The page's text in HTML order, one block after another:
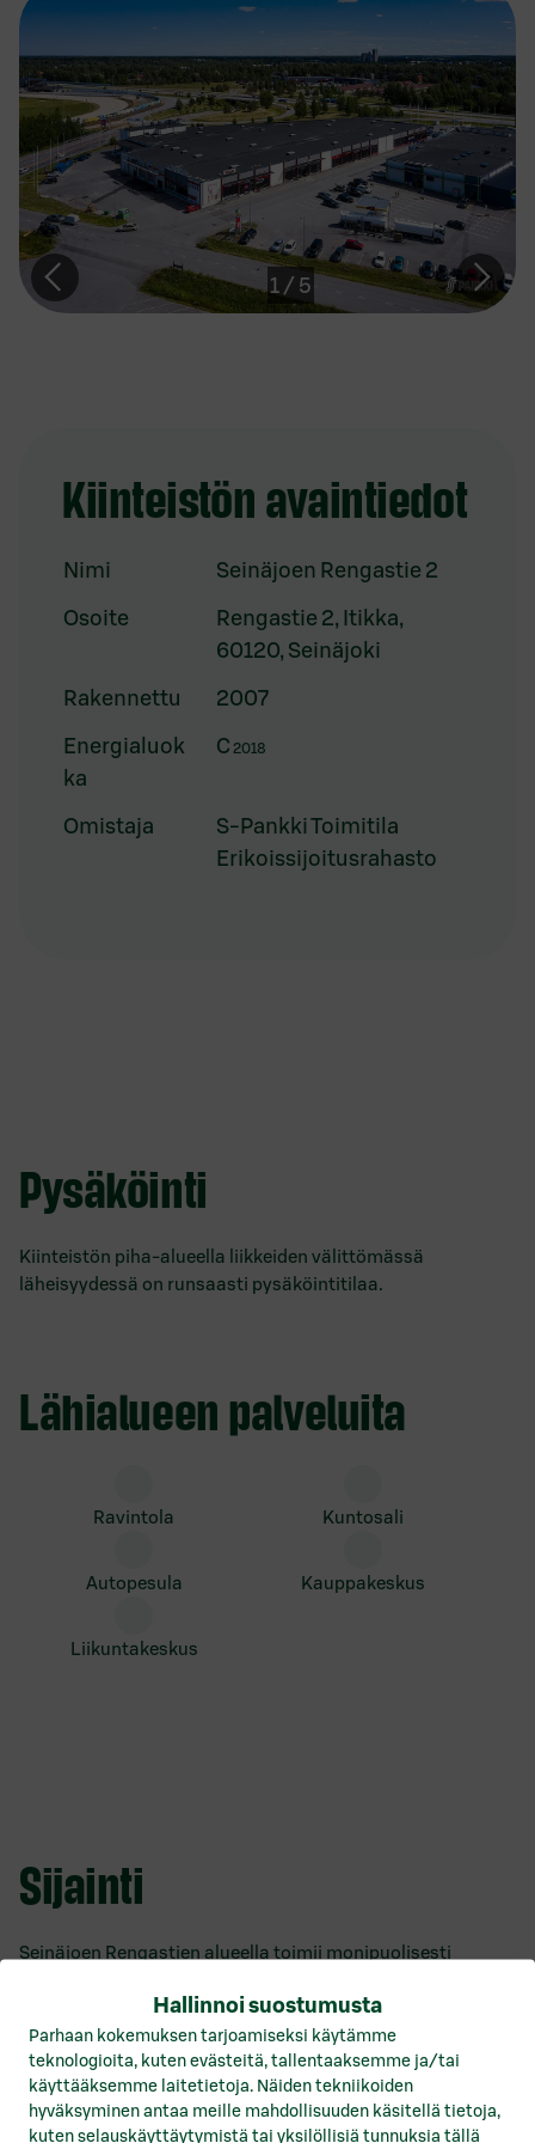
Hallinnoi suostumusta
Parhaan kokemuksen tarjoamiseksi käytämme
teknologioita, kuten evästeitä, tallentaaksemme ja/tai
käyttääksemme laitetietoja. Näiden tekniikoiden
hyväksyminen antaa meille mahdollisuuden käsitellä tietoja,
kuten selauskäyttäytymistä tai yksilöllisiä tunnuksia tällä
1/ 5
Kiinteistön avaintiedot
Nimi
Seinäjoen Rengastie 2
Osoite
Rengastie 2, Itikka,
60120, Seinäjoki
Rakennettu
2007
Energialuok
ka
C 2018
Omistaja
S-Pankki Toimitila
Erikoissijoitusrahasto
Pysäköinti
Kiinteistön piha-alueella liikkeiden välittömässä
läheisyydessä on runsaasti pysäköintitilaa.
Lähialueen palveluita
ravintola kuntosali
autopesula kauppakeskus
liikuntakeskus
Sijainti
Seinäjoen Rengastien alueella toimii monipuolisesti
kauppakeskittymä sijaitsee vilkkaan Pohjan valtatien
varrella, ja vain kilometrin päässä keskustasta.
Liikenne Pohjan valtatiellä on vilkasta sillä se
johdattaa keskeisiin paikallisiin kohteisiin kuten
kaupungin keskustaan, ravikeskukseen, Hyllykallion